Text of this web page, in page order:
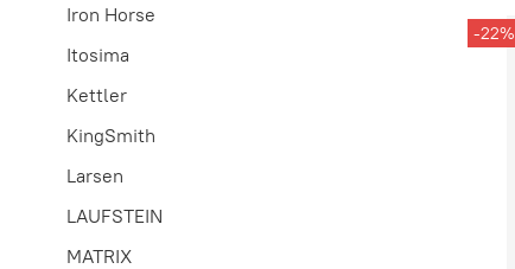
-22%
Iron Horse
Itosima
Kettler
KingSmith
Larsen
LAUFSTEIN
MATRIX